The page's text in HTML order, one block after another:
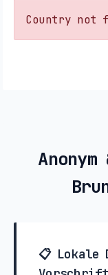
Country not
📋 Lokale